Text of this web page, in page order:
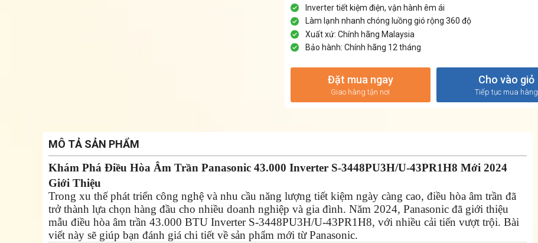
Inverter tiết kiệm điện, vận hành êm ái
Làm lạnh nhanh chóng luồng gió rộng 360 độ
Xuất xứ: Chính hãng Malaysia
Bảo hành: Chính hãng 12 tháng
Đặt mua ngay
Giao hàng tận nơi
Cho vào giỏ
Tiếp tục mua hàng
MÔ TẢ SẢN PHẨM
Khám Phá Điều Hòa Âm Trần Panasonic 43.000 Inverter S-3448PU3H/U-43PR1H8 Mới 2024
Giới Thiệu
Trong xu thế phát triển công nghệ và nhu cầu năng lượng tiết kiệm ngày càng cao, điều hòa âm trần đã
trở thành lựa chọn hàng đầu cho nhiều doanh nghiệp và gia đình. Năm 2024, Panasonic đã giới thiệu
mẫu điều hòa âm trần 43.000 BTU Inverter S-3448PU3H/U-43PR1H8, với nhiều cải tiến vượt trội. Bài
viết này sẽ giúp bạn đánh giá chi tiết về sản phẩm mới từ Panasonic.